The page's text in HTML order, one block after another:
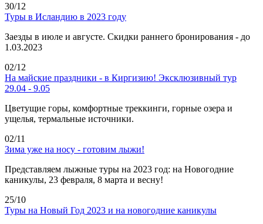
30/12
Туры в Исландию в 2023 году
Заезды в июле и августе. Скидки раннего бронирования - до
1.03.2023
02/12
На майские праздники - в Киргизию! Эксклюзивный тур
29.04 - 9.05
Цветущие горы, комфортные треккинги, горные озера и
ущелья, термальные источники.
02/11
Зима уже на носу - готовим лыжи!
Представляем лыжные туры на 2023 год: на Новогодние
каникулы, 23 февраля, 8 марта и весну!
25/10
Туры на Новый Год 2023 и на новогодние каникулы